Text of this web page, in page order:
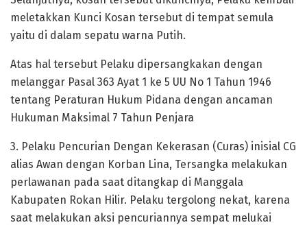
meletakkan Kunci Kosan tersebut di tempat semula
yaitu di dalam sepatu warna Putih.
Atas hal tersebut Pelaku dipersangkakan dengan
melanggar Pasal 363 Ayat 1 ke 5 UU No 1 Tahun 1946
tentang Peraturan Hukum Pidana dengan ancaman
Hukuman Maksimal 7 Tahun Penjara
3. Pelaku Pencurian Dengan Kekerasan (Curas) inisial CG
alias Awan dengan Korban Lina, Tersangka melakukan
perlawanan pada saat ditangkap di Manggala
Kabupaten Rokan Hilir. Pelaku tergolong nekat, karena
saat melakukan aksi pencuriannya sempat melukai